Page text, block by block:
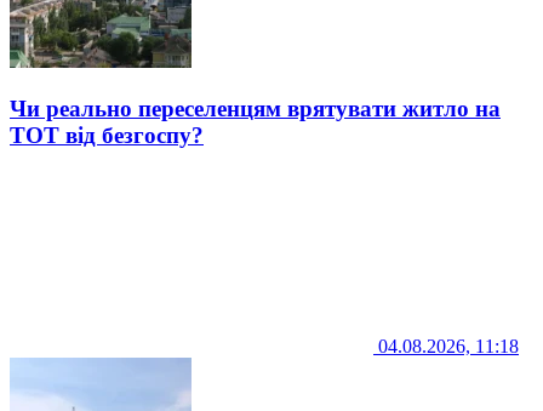
Чи реально переселенцям врятувати житло на
ТОТ від безгоспу?
04.08.2026, 11:18